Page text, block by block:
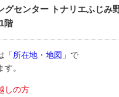
グセンター トナリエふじみ
階
「所在地・地図 」で
。
しの方